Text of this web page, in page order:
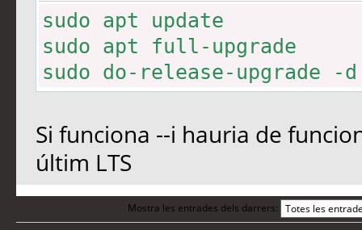
sudo apt update
sudo apt full-upgrade
sudo do-release-upgrade -d
Si funciona --i hauria de
últim LTS
Mostra les entrades dels darrers: